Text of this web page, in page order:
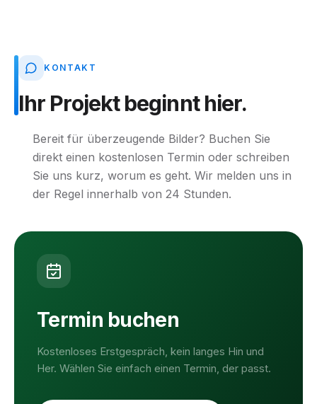
KONTAKT
Ihr Projekt beginnt hier.
Bereit für überzeugende Bilder? Buchen Sie
direkt einen kostenlosen Termin oder schreiben
Sie uns kurz, worum es geht. Wir melden uns in
der Regel innerhalb von 24 Stunden.
Termin buchen
Kostenloses Erstgespräch, kein langes Hin und
Her. Wählen Sie einfach einen Termin, der passt.